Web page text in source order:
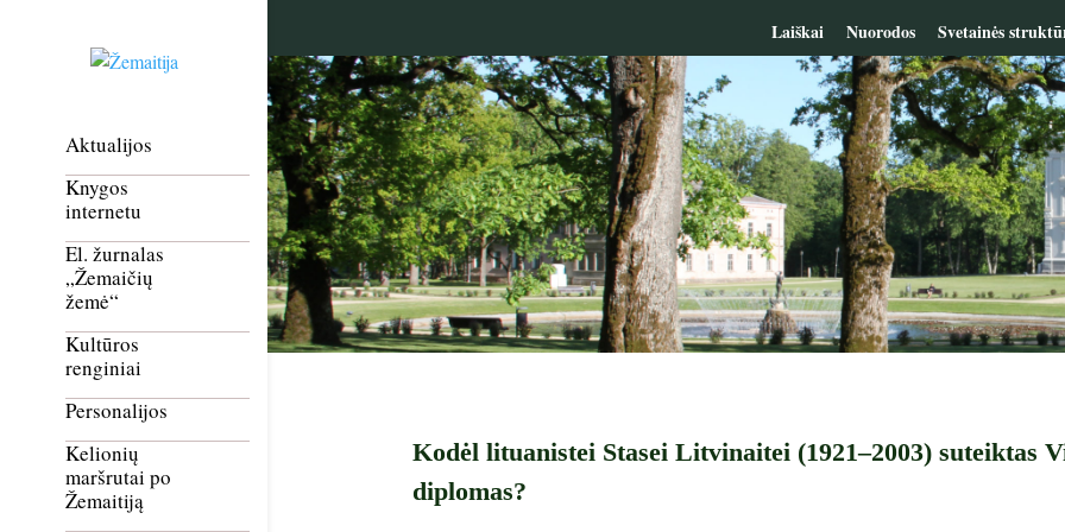
Laiškai Nuorodos Svetainės
Aktualijos
Knygos
internetu
El. žurnalas
„Žemaičių
žemė“
Kultūros
renginiai
Personalijos
Kelionių
maršrutai po
Žemaitiją
Kodėl lituanistei Stasei Litvinaitei (1921–2003) suteiktas
diplomas?